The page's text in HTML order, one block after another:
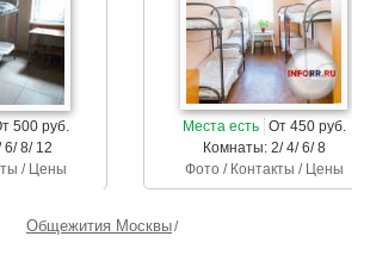
500 руб.
6/ 8/ 12
/ Цены
Места есть От 450 руб.
Комнаты: 2/ 4/ 6/ 8
Фото / Контакты / Цены
Общежития Москвы